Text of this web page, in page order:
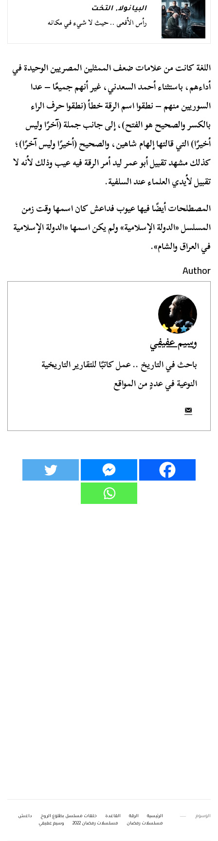
البيانولا,التخت
رأس الأفعى .. حيث لا شيء في مكانه
اللغة كانت من علامات ضعف الممثلين المصريين الوحيدة في
أداءهم، باستثناء أحمد السعدني، غير أنهم جميعًا – عدا
السوريين منهم – نطقوا اسم الرقة خطأ (نطقوا حرف الراء
بالكسر والصحيح هو الفتح)، إلى جانب جملة (آخرًا وليس
أخيرًا) التي قالتها إلهام شاهين، والصحيح (أخيرًا وليس آخرًا)؛
كذلك مشهد تقبيل أبو عمر ليد أمر الرقة فيه عيب وذلك لأنه لا
تقبيل لأيدي العلماء عند السلفية.
المصطلحات أيضًا فيها عيوب فداعش كان اسمها وقت زمن
المسلسل «الدولة الإسلامية» ولم يكن اسمها «الدولة الإسلامية
في العراق والشام».
Author
وسيم عفيفي
باحث في التاريخ .. عمل كاتبًا للتقارير التاريخية
النوعية في عددٍ من المواقع
الوسوم الرئيسية الرقة القاعدة حلقات مسلسل بطلوع الروح
داعش
مسلسلات رمضان
مسلسلات رمضان 2022 وسيم عفيفي